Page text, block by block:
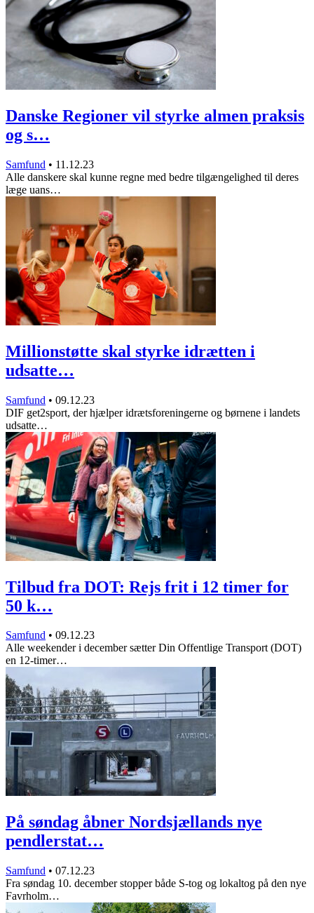
Danske Regioner vil styrke almen praksis
og s…
Samfund • 11.12.23
Alle danskere skal kunne regne med bedre tilgængelighed til deres
læge uans…
Millionstøtte skal styrke idrætten i
udsatte…
Samfund • 09.12.23
DIF get2sport, der hjælper idrætsforeningerne og børnene i landets
udsatte…
Tilbud fra DOT: Rejs frit i 12 timer for
50 k…
Samfund • 09.12.23
Alle weekender i december sætter Din Offentlige Transport (DOT)
en 12-timer…
På søndag åbner Nordsjællands nye
pendlerstat…
Samfund • 07.12.23
Fra søndag 10. december stopper både S-tog og lokaltog på den nye
Favrholm…